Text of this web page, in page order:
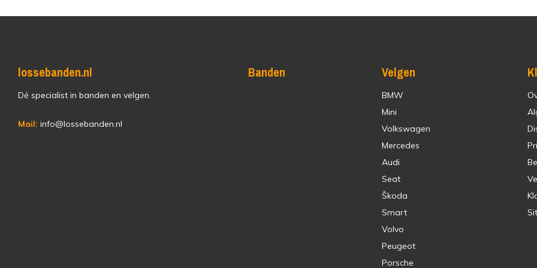
lossebanden.nl
Dé specialist in banden en velgen.
Mail: info@lossebanden.nl
Banden Velgen
BMW
Mini
Volkswagen
Mercedes
Audi
Seat
Škoda
Smart
Volvo
Peugeot
Porsche